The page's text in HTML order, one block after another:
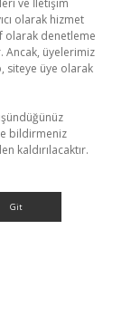
ve İletişim
olarak hizmet
olarak denetleme
Ancak, üyelerimiz
siteye üye olarak
bildirmeniz
kaldırılacaktır.